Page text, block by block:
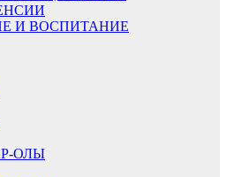
И ВОСПИТАНИЕ
ОЛЫ